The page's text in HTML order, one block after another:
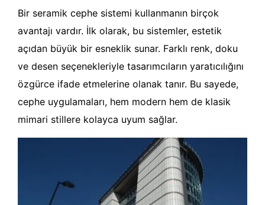
Bir seramik cephe sistemi kullanmanın birçok
avantajı vardır. İlk olarak, bu sistemler, estetik
açıdan büyük bir esneklik sunar. Farklı renk, doku
ve desen seçenekleriyle tasarımcıların yaratıcılığını
özgürce ifade etmelerine olanak tanır. Bu sayede,
cephe uygulamaları, hem modern hem de klasik
mimari stillere kolayca uyum sağlar.